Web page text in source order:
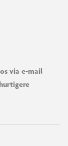
via e-mail